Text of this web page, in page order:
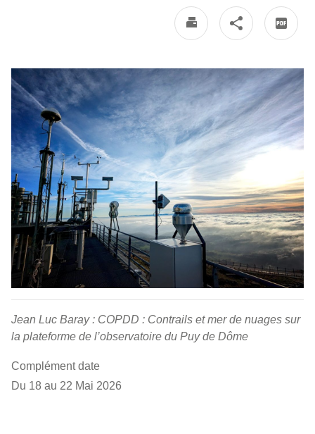
Jean Luc Baray : COPDD : Contrails et mer de nuages sur
la plateforme de l’observatoire du Puy de Dôme
Complément date
Du 18 au 22 Mai 2026